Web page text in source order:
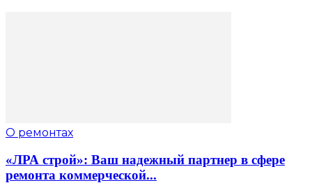
О ремонтах
«ЛРА строй»: Ваш надежный партнер в сфере
ремонта коммерческой...